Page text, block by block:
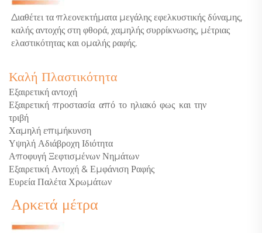
Διαθέτει τα πλεονεκτήματα μεγάλης εφελκυστικής δύναμης,
καλής αντοχής στη φθορά, χαμηλής συρρίκνωσης, μέτριας
ελαστικότητας και ομαλής ραφής.
Καλή Πλαστικότητα
Εξαιρετική αντοχή
Εξαιρετική προστασία από το ηλιακό φως και την
τριβή
Χαμηλή επιμήκυνση
Υψηλή Αδιάβροχη Ιδιότητα
Αποφυγή Ξεφτισμένων Νημάτων
Εξαιρετική Αντοχή & Εμφάνιση Ραφής
Ευρεία Παλέτα Χρωμάτων
Αρκετά μέτρα